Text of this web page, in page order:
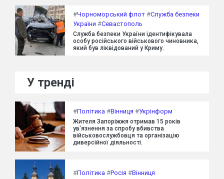
#Чорноморський флот #Служба безпеки
України #Севастополь
Служба безпеки України ідентифікувала
особу російського військового чиновника,
який був ліквідований у Криму.
У тренді
#Політика #Вінниця #Укрінформ
Жителя Запоріжжя отримав 15 років
ув'язнення за спробу вбивства
військовослужбовця та організацію
диверсійної діяльності.
#Політика #Росія #Вінниця